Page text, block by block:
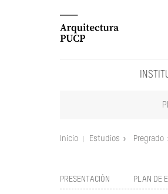
Inicio Estudios Pregrado
PRESENTACIÓN PLAN DE